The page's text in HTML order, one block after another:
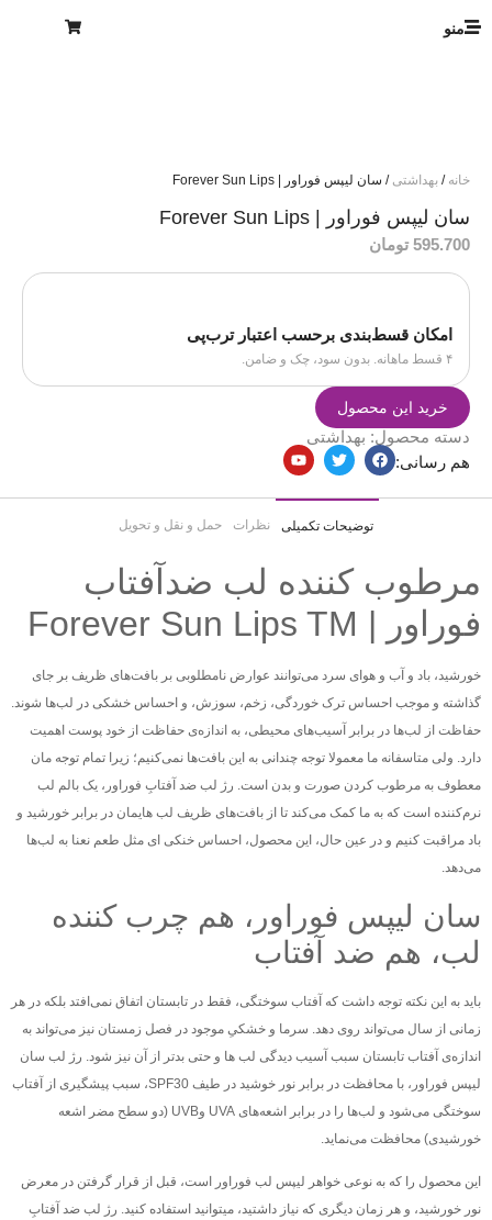
منو
خانه / بهداشتی / سان لیپس فوراور | Forever Sun Lips
سان لیپس فوراور | Forever Sun Lips
595.700 تومان
امکان قسط‌بندی برحسب اعتبار ترب‌پی
۴ قسط ماهانه. بدون سود، چک و ضامن.
خرید این محصول
دسته محصول: بهداشتی
هم رسانی:
توضیحات تکمیلی نظرات حمل و نقل و تحویل
مرطوب کننده لب ضدآفتاب
فوراور | Forever Sun Lips TM
خورشید، باد و آب و هوای سرد می‌توانند عوارض نامطلوبی بر بافت‌های ظریف بر جای
گذاشته و موجب احساس ترک‌ خوردگی، زخم، سوزش، و احساس خشکی در لب‌ها شوند.
حفاظت از لب‌ها در برابر آسیب‌های محیطی، به اندازه‌ی حفاظت از خود پوست اهمیت
دارد. ولی متاسفانه ما معمولا توجه چندانی به این بافت‌ها نمی‌کنیم؛ زیرا تمام توجه ‌مان
معطوف به مرطوب کردن صورت و بدن است. رژ لب ضد آفتابِ فوراور، یک بالم لب
نرم‌کننده است که به ما کمک می‌کند تا از بافت‌های ظریف لب ‌هایمان در برابر خورشید و
باد مراقبت کنیم و در عین حال، این محصول، احساس خنکی ‌ای مثل طعم نعنا به لب‌ها
می‌دهد.
سان لیپس فوراور، هم چرب کننده
لب، هم ضد آفتاب
باید به این نکته توجه داشت که آفتاب سوختگی، فقط در تابستان اتفاق نمی‌افتد بلکه در هر
زمانی از سال می‌تواند روی دهد. سرما و خشکیِ موجود در فصل زمستان نیز می‌تواند به
اندازه‌ی آفتاب تابستان سبب آسیب دیدگی لب‌ ها و حتی بدتر از آن نیز شود. رژ لب سان
لیپس فوراور، با محافظت در برابر نور خوشید در طیف SPF30، سبب پیشگیری از آفتاب
سوختگی می‌شود و لب‌ها را در برابر اشعه‌های UVA وUVB (دو سطح مضر اشعه
خورشیدی) محافظت می‌نماید.
این محصول را که به نوعی خواهر لیپس لب فوراور است، قبل از قرار گرفتن در معرض
نور خورشید، و هر زمان دیگری که نیاز داشتید، میتوانید استفاده کنید. رژ لب ضد آفتابِ